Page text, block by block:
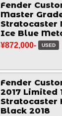
Fender
Master
Stratocaster
Ice Blue
¥872,000- USED
Fender
2017 Limited
Stratocaster
Black 2018